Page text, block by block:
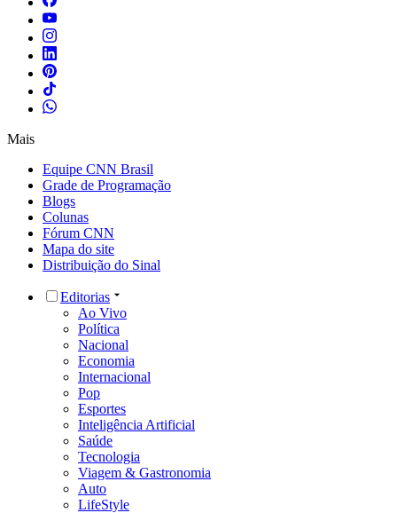
Mais
Equipe CNN Brasil
Grade de Programação
Blogs
Colunas
Fórum CNN
Mapa do site
Distribuição do Sinal
Editorias
Ao Vivo
Política
Nacional
Economia
Internacional
Pop
Esportes
Inteligência Artificial
Saúde
Tecnologia
Viagem & Gastronomia
Auto
LifeStyle